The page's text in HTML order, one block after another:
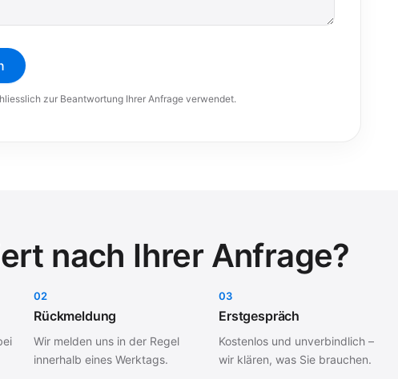
zur Beantwortung Ihrer Anfrage verwendet.
nach Ihrer Anfrage?
02
Rückmeldung
Wir melden uns in der Regel
innerhalb eines Werktags.
03
Erstgespräch
Kostenlos und unverbindlich –
wir klären, was Sie brauchen.